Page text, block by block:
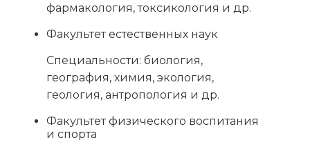
фармакология, токсикология и др.
Факультет естественных наук
Специальности: биология,
география, химия, экология,
геология, антропология и др.
Факультет физического воспитания
и спорта